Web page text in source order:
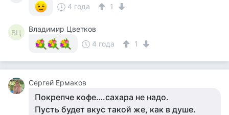
4 года 1
ВЦ
Владимир Цветков
4 года
1
Сергей Ермаков
Покрепче кофе….сахара не надо.
Пусть будет вкус такой же, как в душе.